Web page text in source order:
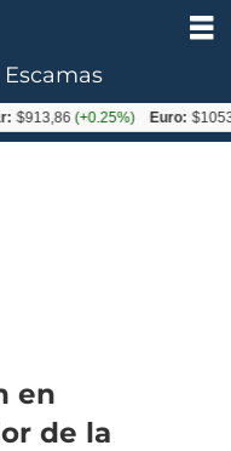
en
de la
Escamas
(+0.25%) Euro: $1053,08(-